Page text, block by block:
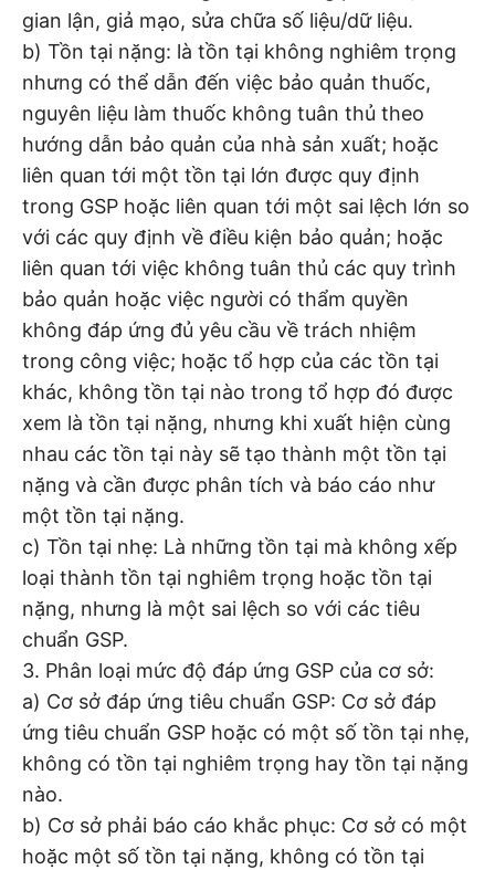
gian lận, giả mạo, sửa chữa số liệu/dữ liệu.
b) Tồn tại nặng: là tồn tại không nghiêm trọng
nhưng có thể dẫn đến việc bảo quản thuốc,
nguyên liệu làm thuốc không tuân thủ theo
hướng dẫn bảo quản của nhà sản xuất; hoặc
liên quan tới một tồn tại lớn được quy định
trong GSP hoặc liên quan tới một sai lệch lớn so
với các quy định về điều kiện bảo quản; hoặc
liên quan tới việc không tuân thủ các quy trình
bảo quản hoặc việc người có thẩm quyền
không đáp ứng đủ yêu cầu về trách nhiệm
trong công việc; hoặc tổ hợp của các tồn tại
khác, không tồn tại nào trong tổ hợp đó được
xem là tồn tại nặng, nhưng khi xuất hiện cùng
nhau các tồn tại này sẽ tạo thành một tồn tại
nặng và cần được phân tích và báo cáo như
một tồn tại nặng.
c) Tồn tại nhẹ: Là những tồn tại mà không xếp
loại thành tồn tại nghiêm trọng hoặc tồn tại
nặng, nhưng là một sai lệch so với các tiêu
chuẩn GSP.
3. Phân loại mức độ đáp ứng GSP của cơ sở:
a) Cơ sở đáp ứng tiêu chuẩn GSP: Cơ sở đáp
ứng tiêu chuẩn GSP hoặc có một số tồn tại nhẹ,
không có tồn tại nghiêm trọng hay tồn tại nặng
nào.
b) Cơ sở phải báo cáo khắc phục: Cơ sở có một
hoặc một số tồn tại nặng, không có tồn tại